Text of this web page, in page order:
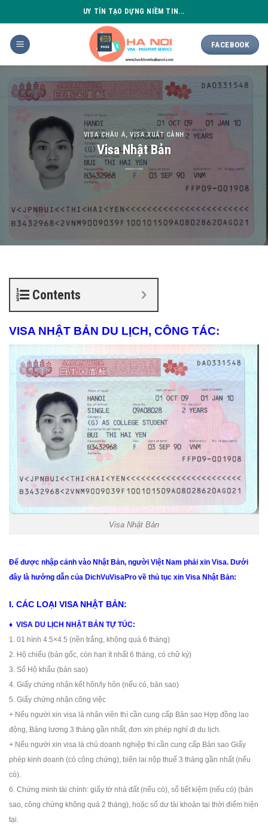
to
content
UY TÍN TẠO DỰNG NIỀM TIN...
FACEBOOK
VISA CHÂU Á,VISA XUẤT CẢNH
Visa Nhật Bản
Contents
VISA NHẬT BẢN DU LỊCH, CÔNG TÁC:
Visa Nhật Bản
Để được nhập cảnh vào Nhật Bản, người Việt Nam phải xin Visa. Dưới
đây là hướng dẫn của DichVuVisaPro về thủ tục xin Visa Nhật Bản:
I. CÁC LOẠI VISA NHẬT BẢN:
♦ VISA DU LỊCH NHẬT BẢN TỰ TÚC:
1. 01 hình 4.5×4.5 (nền trắng, không quá 6 tháng)
2. Hộ chiếu (bản gốc, còn hạn ít nhất 6 tháng, có chữ ký)
3. Sổ Hộ khẩu (bản sao)
4. Giấy chứng nhận kết hôn/ly hôn (nếu có, bản sao)
5. Giấy chứng nhận công việc
+ Nếu người xin visa là nhân viên thì cần cung cấp Bản sao Hợp đồng lao
động, Bảng lương 3 tháng gần nhất, đơn xin phép nghỉ đi du lịch.
+ Nếu người xin visa là chủ doanh nghiệp thì cần cung cấp Bản sao Giấy
phép kinh doanh (có công chứng), biên lai nộp thuế 3 tháng gần nhất (nếu
có).
6. Chứng minh tài chính: giấy tờ nhà đất (nếu có), sổ tiết kiệm (nếu có) (bản
sao, công chứng không quá 2 tháng), hoặc số dư tài khoản tại thời điểm hiện
tại.